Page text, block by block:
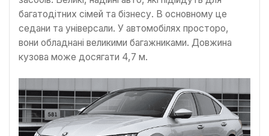
багатодітних сімей та бізнесу. В основному це
седани та універсали. У автомобілях просторо,
вони обладнані великими багажниками. Довжина
кузова може досягати 4,7 м.